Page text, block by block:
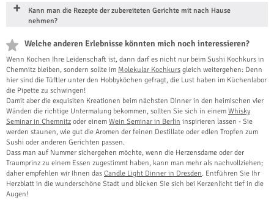
Kann man die Rezepte der zubereiteten Gerichte mit nach Hause
nehmen?
Welche anderen Erlebnisse könnten mich noch interessieren?
Wenn Kochen Ihre Leidenschaft ist, dann darf es nicht nur beim Sushi Kochkurs in
Chemnitz bleiben, sondern sollte im Molekular Kochkurs gleich weitergehen: Denn
hier sind die Tüftler unter den Hobbyköchen gefragt, die Lust haben im Küchenlabor
die Pipette zu schwingen!
Damit aber die exquisiten Kreationen beim nächsten Dinner in den heimischen vier
Wänden die richtige Untermalung bekommen, sollten Sie sich in einem Whisky
Seminar in Chemnitz oder einem Wein Seminar in Berlin inspirieren lassen - Sie
werden staunen, wie gut die Aromen der feinen Destillate oder edlen Tropfen zum
Sushi oder anderen Gerichten passen.
Dass man auf Nummer sichergehen möchte, wenn die Herzensdame oder der
Traumprinz zu einem Essen zugestimmt haben, kann man mehr als nachvollziehen;
daher empfehlen wir Ihnen das Candle Light Dinner in Dresden. Entführen Sie Ihr
Herzblatt in die wunderschöne Stadt und blicken Sie sich bei Kerzenlicht tief in die
Augen!